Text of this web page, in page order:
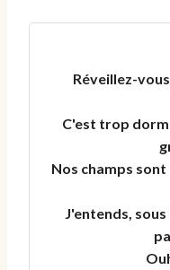
Réveillez-
C'est trop
Nos champs
J'entends,